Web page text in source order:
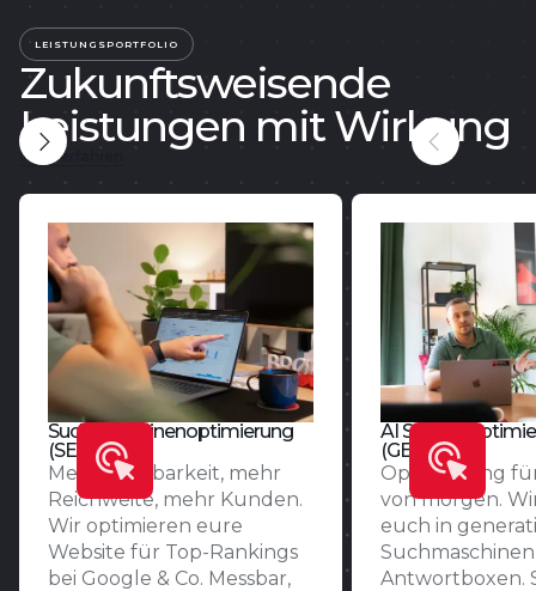
LEISTUNGSPORTFOLIO
Zukunftsweisende
Leistungen mit Wirkung
Mehr erfahren
Suchmaschinenoptimierung
(SEO)
Mehr Sichtbarkeit, mehr
Reichweite, mehr Kunden.
Wir optimieren eure
Website für Top-Rankings
bei Google & Co. Messbar,
AI Search
(GEO/AEO)
Optimierung
von morgen.
euch in
Suchmaschinen
Antwortboxen.